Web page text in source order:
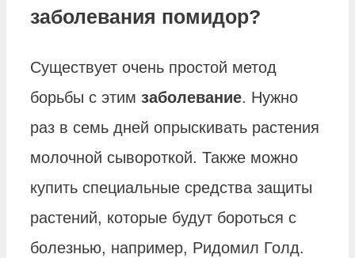
заболевания помидор?
Существует очень простой метод
борьбы с этим заболевание. Нужно
раз в семь дней опрыскивать растения
молочной сывороткой. Также можно
купить специальные средства защиты
растений, которые будут бороться с
болезнью, например, Ридомил Голд.